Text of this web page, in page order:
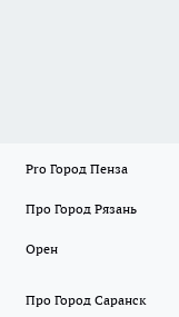
Pro Город Пенза
Про Город Рязань
Орен
Про Город Саранск